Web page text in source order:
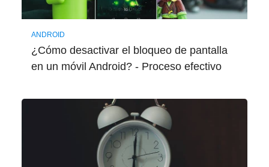
ANDROID
¿Cómo desactivar el bloqueo de pantalla
en un móvil Android? - Proceso efectivo